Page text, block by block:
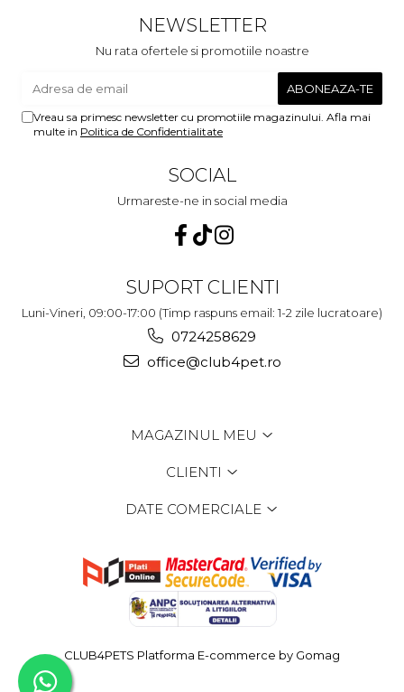
NEWSLETTER
Nu rata ofertele si promotiile noastre
Vreau sa primesc newsletter cu promotiile magazinului. Afla mai
multe in Politica de Confidentialitate
SOCIAL
Urmareste-ne in social media
SUPORT CLIENTI
Luni-Vineri, 09:00-17:00 (Timp raspuns email: 1-2 zile lucratoare)
0724258629
office@club4pet.ro
MAGAZINUL MEU
CLIENTI
DATE COMERCIALE
CLUB4PETS Platforma E-commerce by Gomag